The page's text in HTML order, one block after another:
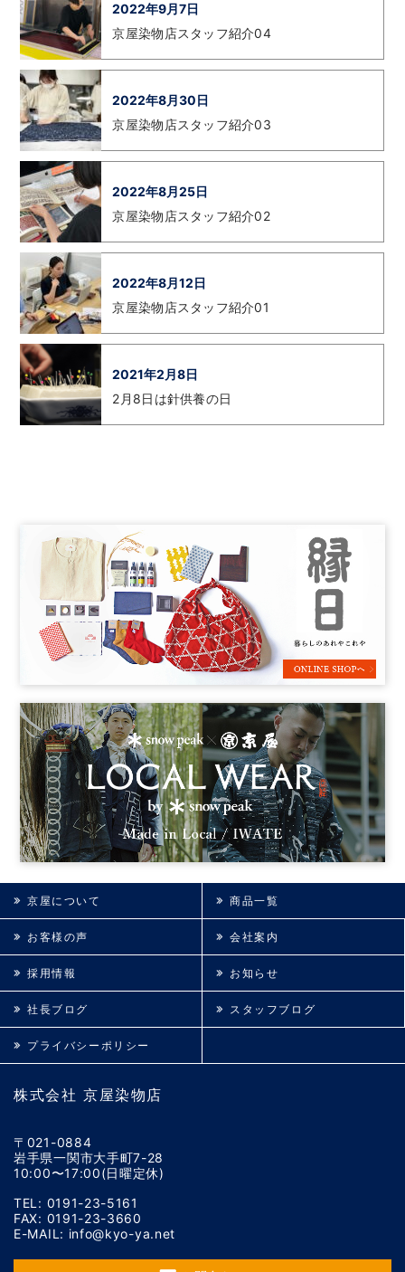
2022年9月7日
京屋染物店スタッフ紹介04
2022年8月30日
京屋染物店スタッフ紹介03
2022年8月25日
京屋染物店スタッフ紹介02
2022年8月12日
京屋染物店スタッフ紹介01
2021年2月8日
2月8日は針供養の日
株式会社 京屋染物店
〒021-0884
岩手県一関市大手町7-28
10:00〜17:00(日曜定休)
TEL: 0191-23-5161
FAX: 0191-23-3660
E-MAIL: info@kyo-ya.net
京屋について 商品一覧
お客様の声 会社案内
採用情報 お知らせ
社長ブログ スタッフブログ
プライバシーポリシー